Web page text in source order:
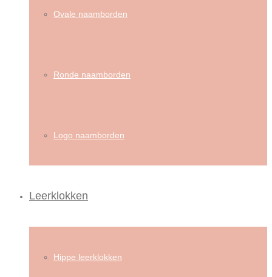
Ovale naamborden
Ronde naamborden
Logo naamborden
Leerklokken
Hippe leerklokken